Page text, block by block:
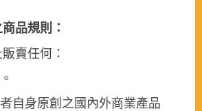
品規則：
賣任何：
自身原創之國內外商業產品